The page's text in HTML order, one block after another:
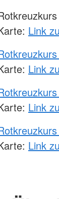
Link
Link
Link
Link